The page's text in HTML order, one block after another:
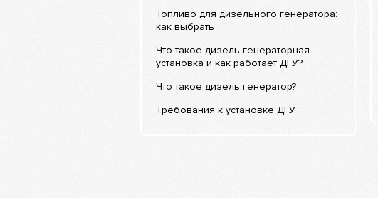
Топливо для дизельного генератора:
как выбрать
Что такое дизель генераторная
установка и как работает ДГУ?
Что такое дизель генератор?
Требования к установке ДГУ